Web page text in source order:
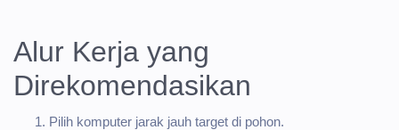
Alur Kerja yang
Direkomendasikan
Pilih komputer jarak jauh target di pohon.